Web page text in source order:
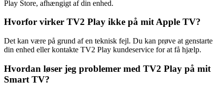
Play Store, afhængigt af din enhed.
Hvorfor virker TV2 Play ikke på mit Apple TV?
Det kan være på grund af en teknisk fejl. Du kan prøve at genstarte
din enhed eller kontakte TV2 Play kundeservice for at få hjælp.
Hvordan løser jeg problemer med TV2 Play på mit
Smart TV?